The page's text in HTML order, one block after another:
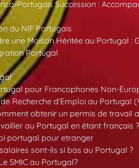
Portugais Succession :
du NIF Portugais
une Maison Héritée au Portugal :
Portugal
pour Francophones Non-
Recherche d’Emploi au Portugal
obtenir un permis de travail
au Portugal en étant français ?
portugal pour etranger
sont-ils si bas au Portugal ?
SMIC au Portugal?